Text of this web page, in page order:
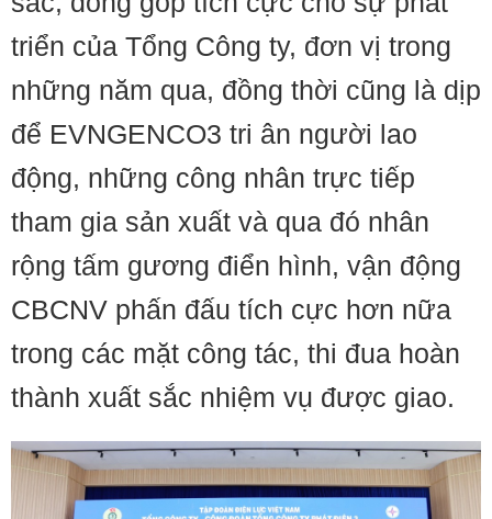
triển của Tổng Công ty, đơn vị trong
những năm qua, đồng thời cũng là dịp
để EVNGENCO3 tri ân người lao
động, những công nhân trực tiếp
tham gia sản xuất và qua đó nhân
rộng tấm gương điển hình, vận động
CBCNV phấn đấu tích cực hơn nữa
trong các mặt công tác, thi đua hoàn
thành xuất sắc nhiệm vụ được giao.